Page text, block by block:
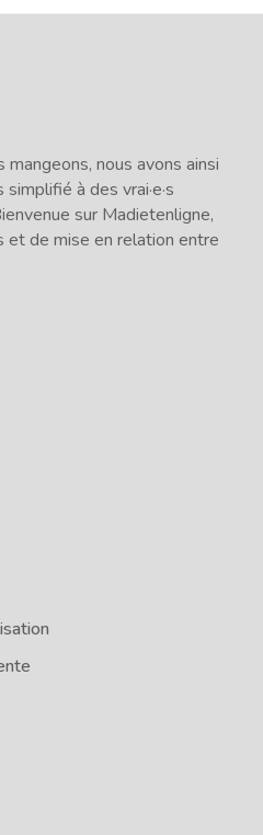
nous avons ainsi
à des vrai·e·s
sur Madietenligne,
et de mise en relation entre